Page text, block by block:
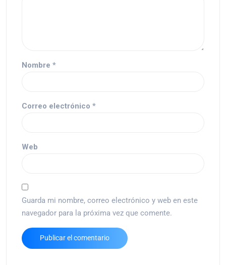
Nombre *
Correo electrónico *
Web
Guarda mi nombre, correo electrónico y web en este
navegador para la próxima vez que comente.